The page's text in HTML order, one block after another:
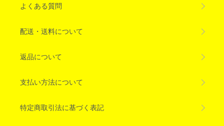
よくある質問
配送・送料について
返品について
支払い方法について
特定商取引法に基づく表記